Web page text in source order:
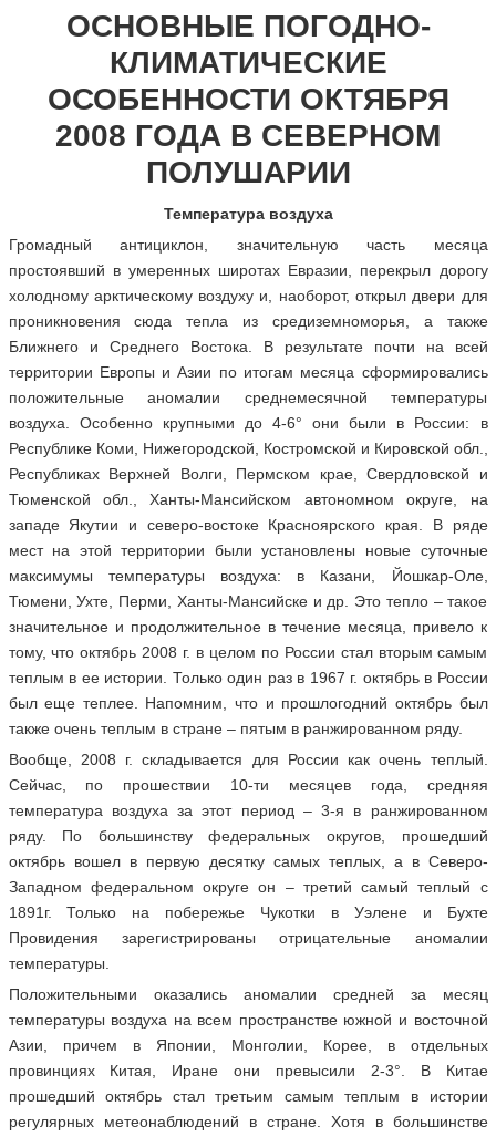
ОСНОВНЫЕ ПОГОДНО-
КЛИМАТИЧЕСКИЕ
ОСОБЕННОСТИ ОКТЯБРЯ
2008 ГОДА В СЕВЕРНОМ
ПОЛУШАРИИ
Температура воздуха
Громадный антициклон, значительную часть месяца
простоявший в умеренных широтах Евразии, перекрыл дорогу
холодному арктическому воздуху и, наоборот, открыл двери для
проникновения сюда тепла из средиземноморья, а также
Ближнего и Среднего Востока. В результате почти на всей
территории Европы и Азии по итогам месяца сформировались
положительные аномалии среднемесячной температуры
воздуха. Особенно крупными до 4-6° они были в России: в
Республике Коми, Нижегородской, Костромской и Кировской обл.,
Республиках Верхней Волги, Пермском крае, Свердловской и
Тюменской обл., Ханты-Мансийском автономном округе, на
западе Якутии и северо-востоке Красноярского края. В ряде
мест на этой территории были установлены новые суточные
максимумы температуры воздуха: в Казани, Йошкар-Оле,
Тюмени, Ухте, Перми, Ханты-Мансийске и др. Это тепло – такое
значительное и продолжительное в течение месяца, привело к
тому, что октябрь 2008 г. в целом по России стал вторым самым
теплым в ее истории. Только один раз в 1967 г. октябрь в России
был еще теплее. Напомним, что и прошлогодний октябрь был
также очень теплым в стране – пятым в ранжированном ряду.
Вообще, 2008 г. складывается для России как очень теплый.
Сейчас, по прошествии 10-ти месяцев года, средняя
температура воздуха за этот период – 3-я в ранжированном
ряду. По большинству федеральных округов, прошедший
октябрь вошел в первую десятку самых теплых, а в Северо-
Западном федеральном округе он – третий самый теплый с
1891г. Только на побережье Чукотки в Уэлене и Бухте
Провидения зарегистрированы отрицательные аномалии
температуры.
Положительными оказались аномалии средней за месяц
температуры воздуха на всем пространстве южной и восточной
Азии, причем в Японии, Монголии, Корее, в отдельных
провинциях Китая, Иране они превысили 2-3°. В Китае
прошедший октябрь стал третьим самым теплым в истории
регулярных метеонаблюдений в стране. Хотя в большинстве